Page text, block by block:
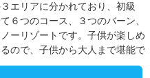
エリアに分かれており、初級
６つのコース、３つのバーン、
ーリゾートです。子供が楽しめ
ので、子供から大人まで堪能で
で、様々なメニューが揃ったレ